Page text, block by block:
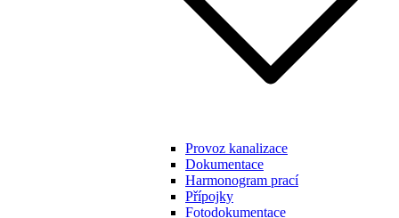
Provoz kanalizace
Dokumentace
Harmonogram prací
Přípojky
Fotodokumentace